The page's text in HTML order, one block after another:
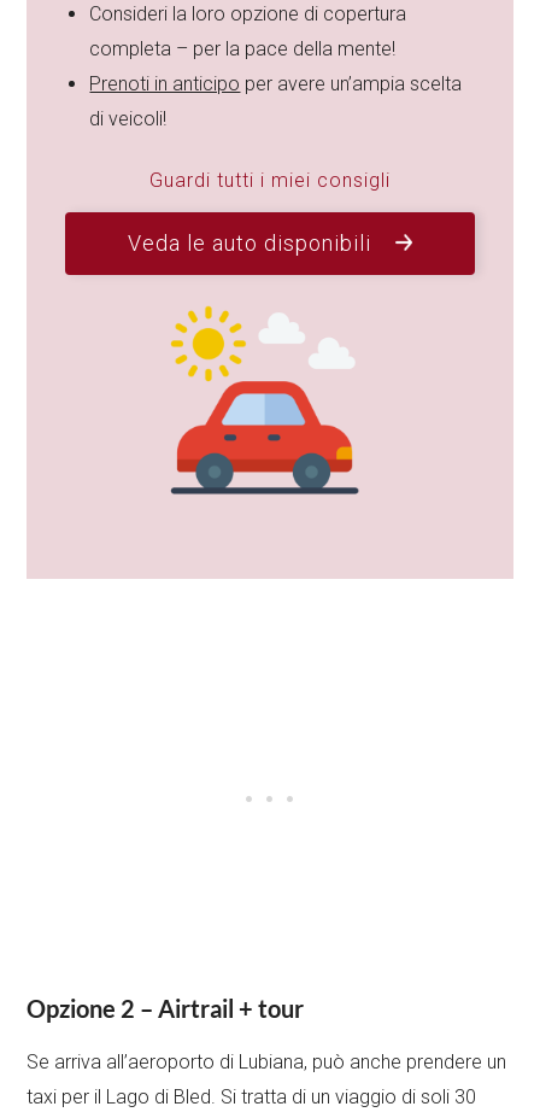
Consideri la loro opzione di copertura
completa – per la pace della mente!
Prenoti in anticipo per avere un’ampia scelta
di veicoli!
Guardi tutti i miei consigli
Veda le auto disponibili
Opzione 2 – Airtrail + tour
Se arriva all’aeroporto di Lubiana, può anche prendere un
taxi per il Lago di Bled. Si tratta di un viaggio di soli 30